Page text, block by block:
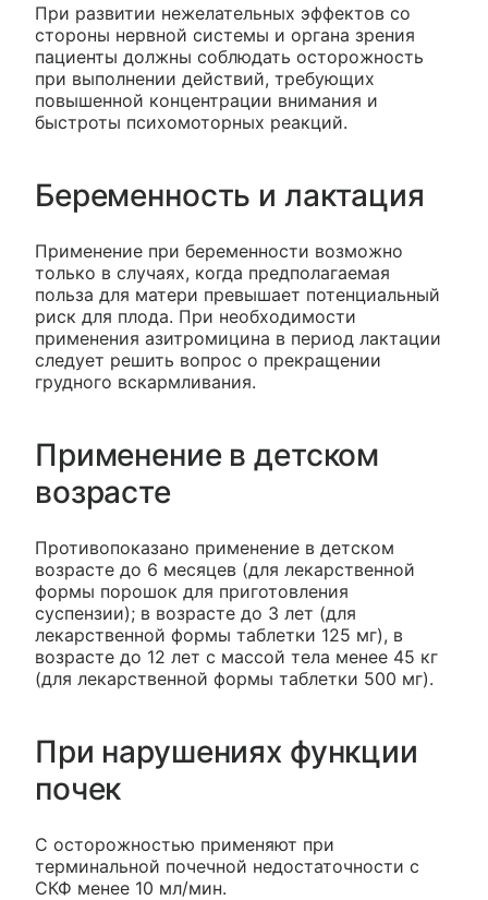
При развитии нежелательных эффектов со
стороны нервной системы и органа зрения
пациенты должны соблюдать осторожность
при выполнении действий, требующих
повышенной концентрации внимания и
быстроты психомоторных реакций.
Беременность и лактация
Применение при беременности возможно
только в случаях, когда предполагаемая
польза для матери превышает потенциальный
риск для плода. При необходимости
применения азитромицина в период лактации
следует решить вопрос о прекращении
грудного вскармливания.
Применение в детском
возрасте
Противопоказано применение в детском
возрасте до 6 месяцев (для лекарственной
формы порошок для приготовления
суспензии); в возрасте до 3 лет (для
лекарственной формы таблетки 125 мг), в
возрасте до 12 лет с массой тела менее 45 кг
(для лекарственной формы таблетки 500 мг).
При нарушениях функции
почек
С осторожностью применяют при
терминальной почечной недостаточности с
СКФ менее 10 мл/мин.